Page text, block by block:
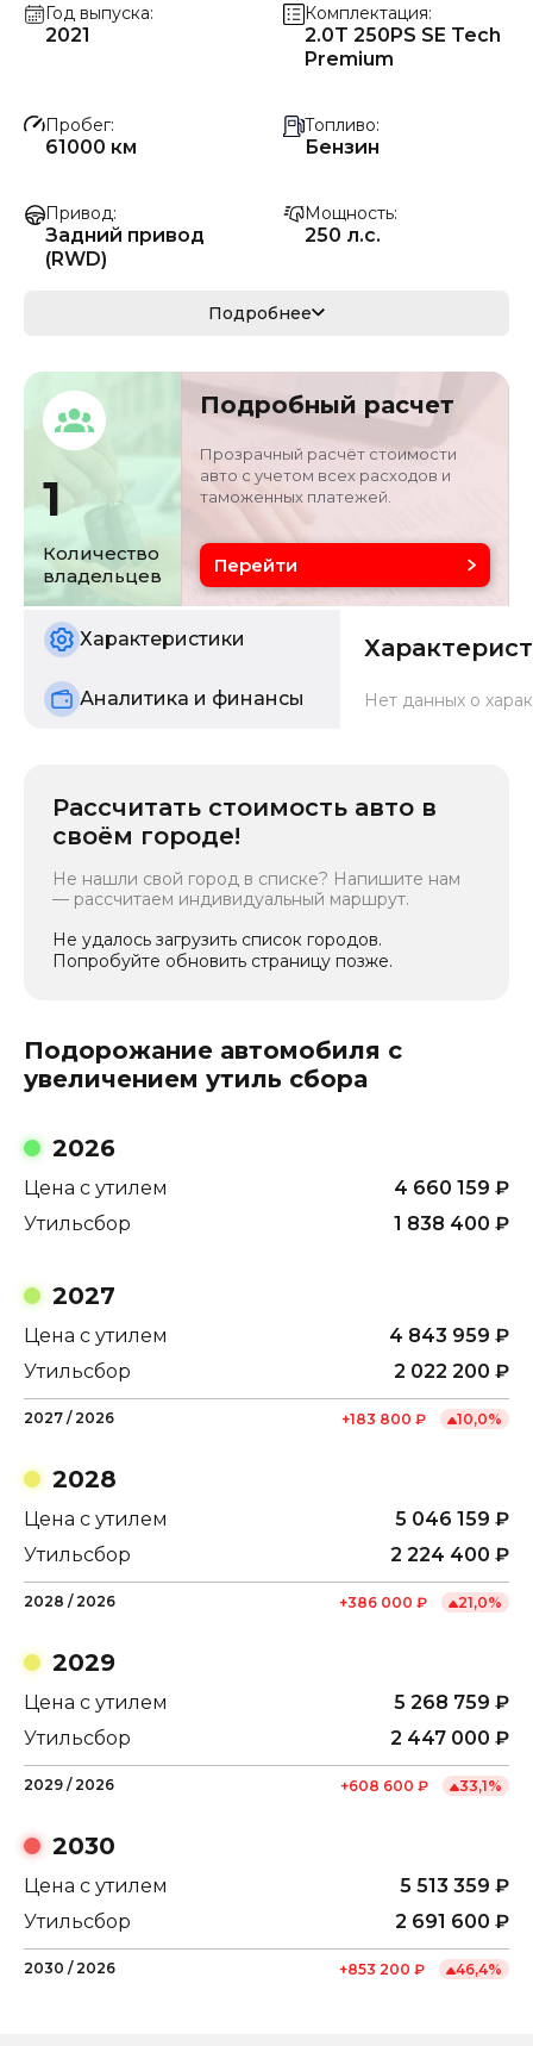
Год выпуска
2021
Комплектация
2.0T 250PS SE Tech
Premium
Пробег
61000 км
Топливо
Бензин
Привод
Задний привод
(RWD)
Мощность
250 л.с.
184 кВ
Кузов
седан
L2CAB3BX9MG4058
Объём двигателя
2 л
Цвет
Состояние
б/у
Подробнее
1
Количество
владельцев
Подробный расчет
Прозрачный расчёт стоимости
авто с учетом всех расходов и
таможенных платежей.
Перейти
Характеристики
Аналитика и финансы Нет данных о
Рассчитать стоимость авто в
своём городе!
Не нашли свой город в списке? Напишите нам
— рассчитаем индивидуальный маршрут.
Не удалось загрузить список городов.
Попробуйте обновить страницу позже.
Подорожание автомобиля с
увеличением утиль сбора
2026
Цена с утилем 4 660 159 ₽
Утильсбор
1 838 400 ₽
2027
Цена с утилем 4 843 959 ₽
Утильсбор
2 022 200 ₽
2027 / 2026 +183 800 ₽ 10,0%
2028
Цена с утилем 5 046 159 ₽
Утильсбор
2 224 400 ₽
2028 / 2026 +386 000 ₽ 21,0%
2029
Цена с утилем 5 268 759 ₽
Утильсбор
2 447 000 ₽
2029 / 2026 +608 600 ₽ 33,1%
2030
Цена с утилем 5 513 359 ₽
Утильсбор
2 691 600 ₽
2030 / 2026 +853 200 ₽ 46,4%